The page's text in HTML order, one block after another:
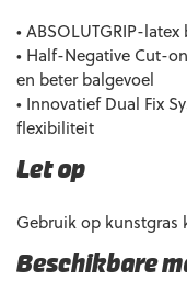
• ABSOLUTGRIP-
• Half-Negative Cut-
en beter balgevoel
• Innovatief Dual Fix
flexibiliteit
Let op
Gebruik op kunstgras
Beschikbare